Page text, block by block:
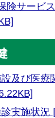
険サービ
及び医療
実施状況